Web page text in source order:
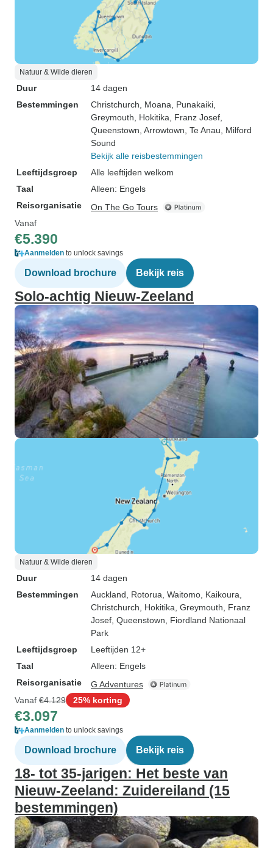
Natuur & Wilde dieren
Duur
14 dagen
Bestemmingen
Christchurch , Moana , Punakaiki
Greymouth , Hokitika , Franz Josef
Queenstown , Arrowtown , Te Anau , Milford
Sound
Bekijk alle reisbestemmingen
Leeftijdsgroep
Alle leeftijden welkom
Taal
Alleen: Engels
Reisorganisatie
On The Go Tours
Vanaf
€5.390
Aanmelden to unlock savings
Download brochure Bekijk reis
Solo-achtig Nieuw-Zeeland
Natuur & Wilde dieren
Duur
14 dagen
Bestemmingen
Auckland , Rotorua , Waitomo , Kaikoura
Christchurch , Hokitika , Greymouth , Franz
Josef , Queenstown , Fiordland Nationaal
Park
Leeftijdsgroep
Leeftijden 12+
Taal
Alleen: Engels
Reisorganisatie
G Adventures
Vanaf €4.129 25% korting
€3.097
Aanmelden to unlock savings
Download brochure Bekijk reis
18- tot 35-jarigen: Het beste van
Nieuw-Zeeland: Zuidereiland (15
bestemmingen)